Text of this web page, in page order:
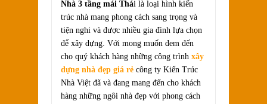
Nhà 3 tầng mái Thái là loại hình kiến
trúc nhà mang phong cách sang trọng và
tiện nghi và được nhiều gia đình lựa chọn
để xây dựng. Với mong muốn đem đến
cho quý khách hàng những công trình xây
dựng nhà đẹp giá rẻ công ty Kiến Trúc
Nhà Việt đã và đang mang đến cho khách
hàng những ngôi nhà đẹp với phong cách